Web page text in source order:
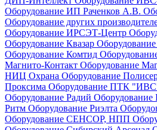
Оборудование ИП Раченков А.В.
Оборудование других
Оборудование ИРСЭТ-Центр
Оборудование Квазар
Оборудование Комтид
Магнито-Контакт Оборудование
НИЦ Охрана Оборудование
Проксима Оборудование ПТК
Оборудование Радий
Ритм Оборудование Риэлта
Оборудование СЕНСОР, НПП